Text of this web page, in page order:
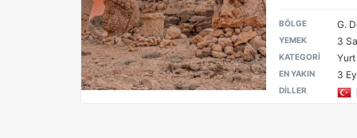
BÖLGE G.
YEMEK 3
KATEGORİ
EN YAKIN 3
DİLLER